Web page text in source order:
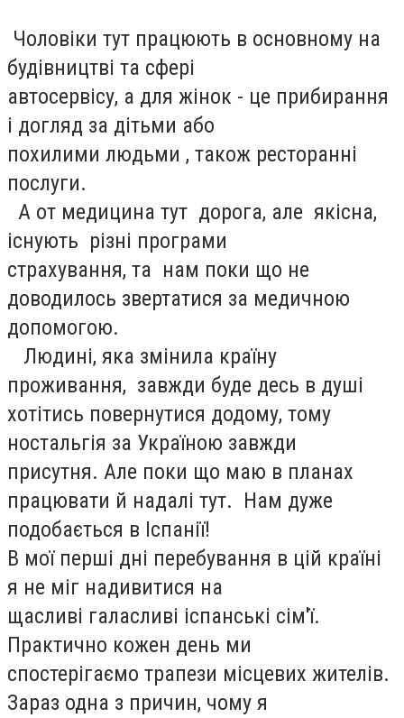
Чоловіки тут працюють в основному на
будівництві та сфері
автосервісу, а для жінок - це прибирання
і догляд за дітьми або
похилими людьми , також ресторанні
послуги.
А от медицина тут дорога, але якісна,
існують різні програми
страхування, та нам поки що не
доводилось звертатися за медичною
допомогою.
Людині, яка змінила країну
проживання, завжди буде десь в душі
хотітись повернутися додому, тому
ностальгія за Україною завжди
присутня. Але поки що маю в планах
працювати й надалі тут. Нам дуже
подобається в Іспанії!
В мої перші дні перебування в цій країні
я не міг надивитися на
щасливі галасливі іспанські сім'ї.
Практично кожен день ми
спостерігаємо трапези місцевих жителів.
Зараз одна з причин, чому я